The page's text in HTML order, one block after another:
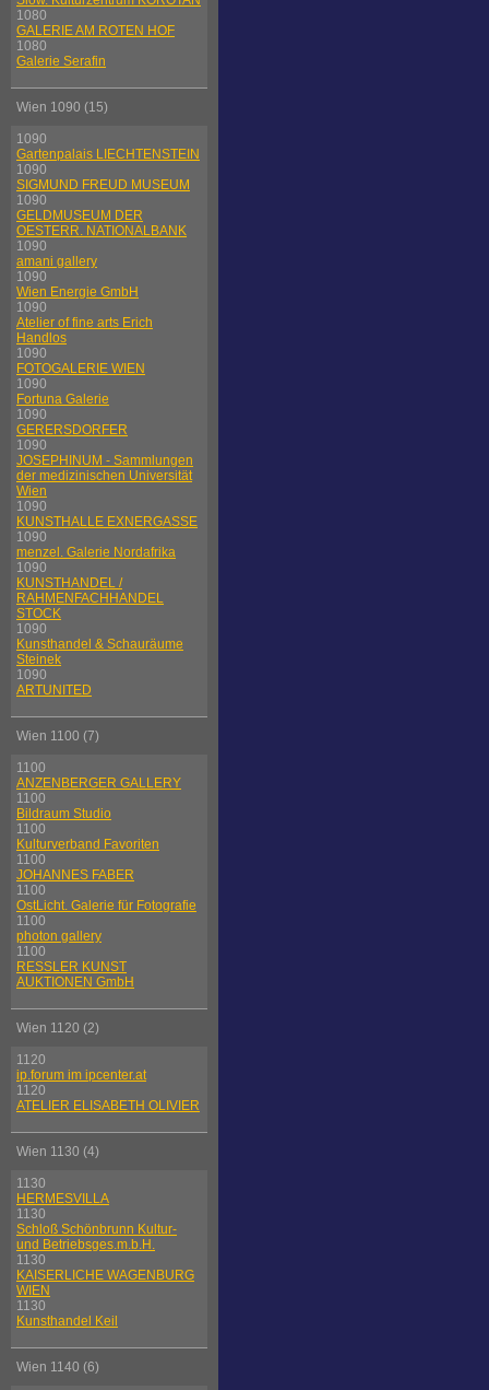
1080
GALERIE AM ROTEN HOF
1080
Galerie Serafin
Wien 1090 (15)
1090
Gartenpalais LIECHTENSTEIN
1090
SIGMUND FREUD MUSEUM
1090
GELDMUSEUM DER
OESTERR. NATIONALBANK
1090
amani gallery
1090
Wien Energie GmbH
1090
Atelier of fine arts Erich
Handlos
1090
FOTOGALERIE WIEN
1090
Fortuna Galerie
1090
GERERSDORFER
1090
JOSEPHINUM - Sammlungen
der medizinischen Universität
Wien
1090
KUNSTHALLE EXNERGASSE
1090
menzel. Galerie Nordafrika
1090
KUNSTHANDEL /
RAHMENFACHHANDEL
STOCK
1090
Kunsthandel & Schauräume
Steinek
1090
ARTUNITED
Wien 1100 (7)
1100
ANZENBERGER GALLERY
1100
Bildraum Studio
1100
Kulturverband Favoriten
1100
JOHANNES FABER
1100
OstLicht. Galerie für Fotografie
1100
photon gallery
1100
RESSLER KUNST
AUKTIONEN GmbH
Wien 1120 (2)
1120
ip.forum im ipcenter.at
1120
ATELIER ELISABETH OLIVIER
Wien 1130 (4)
1130
HERMESVILLA
1130
Schloß Schönbrunn Kultur-
und Betriebsges.m.b.H.
1130
KAISERLICHE WAGENBURG
WIEN
1130
Kunsthandel Keil
Wien 1140 (6)